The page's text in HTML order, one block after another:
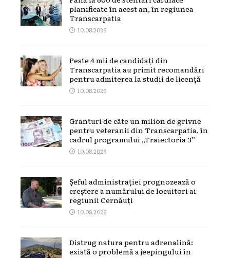
planificate în acest an, în regiunea
Transcarpatia
10.08.2026
Peste 4 mii de candidați din
Transcarpatia au primit recomandări
pentru admiterea la studii de licență
10.08.2026
Granturi de câte un milion de grivne
pentru veteranii din Transcarpatia, în
cadrul programului „Traiectoria 3”
10.08.2026
Șeful administrației prognozează o
creștere a numărului de locuitori ai
regiunii Cernăuți
10.08.2026
Distrug natura pentru adrenalină:
există o problemă a jeepingului în